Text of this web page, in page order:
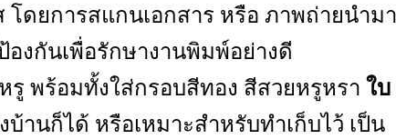
ดยการสแกนเอกสาร หรือ ภาพถ่ายนำม
งกันเพื่อรักษางานพิมพ์อย่างดี
รู พร้อมทั้งใส่กรอบสีทอง สีสวยหรูหรา ใบ
านก็ได้ หรือเหมาะสำหรับทำเก็บไว้ เป็น